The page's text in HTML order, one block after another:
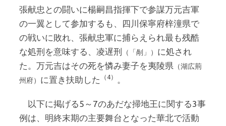
張献忠との闘いに楊嗣昌指揮下で参謀万元吉軍
の一翼として参加するも、四川保寧府梓潼県で
の戦いに敗れ、張献忠軍に捕らえられ最も残酷
な処刑を意味する、凌遅刑 （「剮」） に処され
た。万元吉はその死を憐み妻子を夷陵県 （湖広荊
州府） に置き扶助した （4）
以下に掲げる5～7のあだな掃地王に関する3事
例は、明終末期の主要舞台となった華北で活動